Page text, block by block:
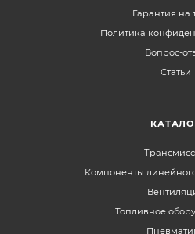
Гарантия на
Политика
Вопрос-
Статьи
Компоненты
Топливное